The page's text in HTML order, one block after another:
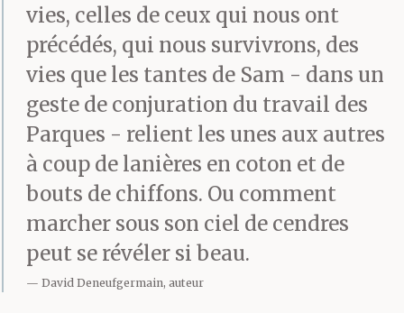
échappés de mon
ventre, rictus des
tantes, envie de faire
pipi et crainte, surtout,
d’avancer. De ne pas te
reconnaître ou trop
peut-être. Je stagne
dans un espace
vies, celles de ceux qui nous ont
précédés, qui nous survivrons, des
vies que les tantes de Sam - dans un
geste de conjuration du travail des
Parques - relient les unes aux autres
à coup de lanières en coton et de
bouts de chiffons. Ou comment
marcher sous son ciel de cendres
peut se révéler si beau.
David Deneufgermain, auteur